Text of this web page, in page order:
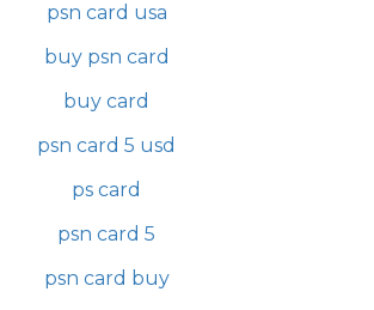
psn card usa
buy psn card
buy card
psn card 5 usd
ps card
psn card 5
psn card buy